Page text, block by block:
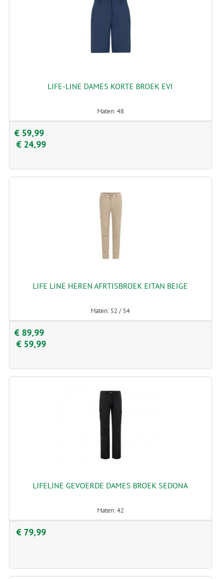
LIFE-LINE DAMES KORTE BROEK EVI
Maten: 48
€ 59,99
€ 24,99
LIFE LINE HEREN AFRTISBROEK EITAN BEIGE
Maten: 52 / 54
€ 89,99
€ 59,99
LIFELINE GEVOERDE DAMES BROEK SEDONA
Maten: 42
€ 79,99